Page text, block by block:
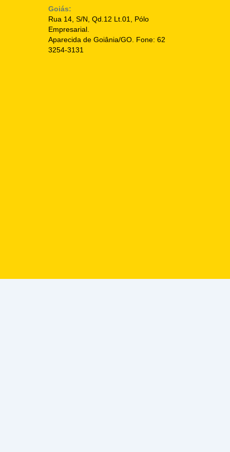
Goiás:
Rua 14, S/N, Qd.12 Lt.01, Pólo
Empresarial.
Aparecida de Goiânia/GO. Fone: 62
3254-3131